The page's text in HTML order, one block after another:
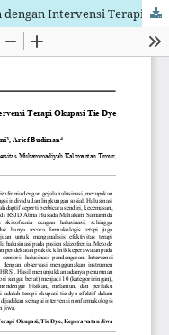
Analisis Praktik Klinik Keperawatan dengan Intervensi Terapi Okupasi Tie Dye Dalam Penurunan Halusinasi